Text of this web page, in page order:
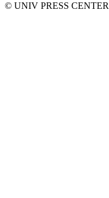
© UNIV PRESS